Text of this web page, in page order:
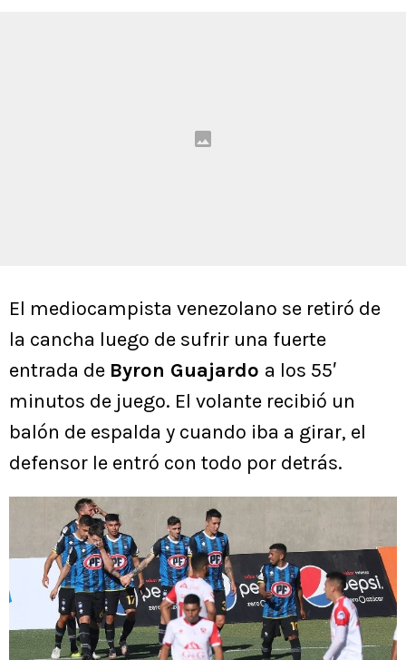
El mediocampista venezolano se retiró de
la cancha luego de sufrir una fuerte
entrada de Byron Guajardo a los 55′
minutos de juego. El volante recibió un
balón de espalda y cuando iba a girar, el
defensor le entró con todo por detrás.